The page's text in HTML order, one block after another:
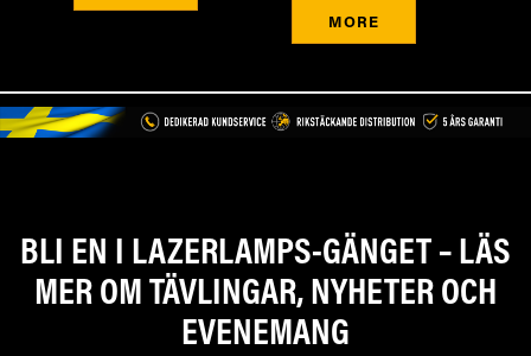
MORE
BLI EN I LAZERLAMPS-GÄNGET – LÄS
MER OM TÄVLINGAR, NYHETER OCH
EVENEMANG